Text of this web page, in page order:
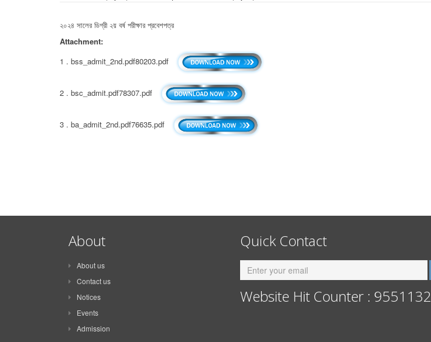
২০২৪ সালের ডিগ্রী ২য় বর্ষ পরীক্ষার প্রবেশপত্র
Attachment:
1 . bss_admit_2nd.pdf80203.pdf
2 . bsc_admit.pdf78307.pdf
3 . ba_admit_2nd.pdf76635.pdf
About
About us
Contact us
Notices
Events
Admission
Quick Contact
Website Hit Counter : 9551132